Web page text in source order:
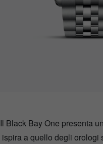
Il Black Bay One presenta
ispira a quello degli orologi